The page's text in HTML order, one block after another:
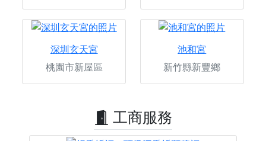
深圳玄天宮
桃園市新屋區
池和宮
新竹縣新豐鄉
工商服務